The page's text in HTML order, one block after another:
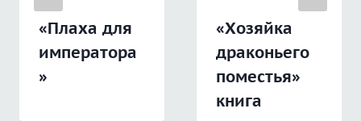
«Плаха для
императора
»
«Хозяйка
драконьего
поместья»
книга